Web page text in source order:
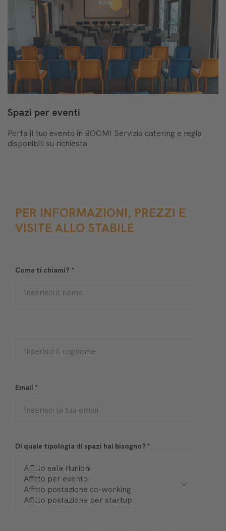
Spazi per eventi
Porta il tuo evento in BOOM! Servizio catering e regia
disponibili su richiesta
PER INFORMAZIONI, PREZZI E
VISITE ALLO STABILE
Come ti chiami? *
Email *
Di quale tipologia di spazi hai bisogno? *